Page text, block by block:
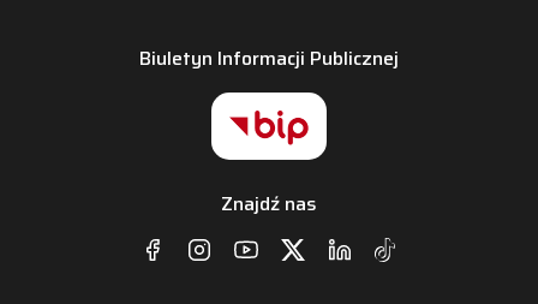
Biuletyn Informacji Publicznej
Znajdź nas